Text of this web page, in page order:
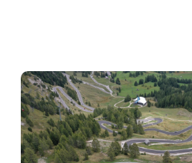
Hotel
Kontakt